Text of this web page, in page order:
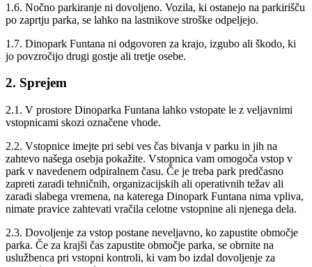
1.6. Nočno parkiranje ni dovoljeno. Vozila, ki ostanejo na parkirišču
po zaprtju parka, se lahko na lastnikove stroške odpeljejo.
1.7. Dinopark Funtana ni odgovoren za krajo, izgubo ali škodo, ki
jo povzročijo drugi gostje ali tretje osebe.
2. Sprejem
2.1. V prostore Dinoparka Funtana lahko vstopate le z veljavnimi
vstopnicami skozi označene vhode.
2.2. Vstopnice imejte pri sebi ves čas bivanja v parku in jih na
zahtevo našega osebja pokažite. Vstopnica vam omogoča vstop v
park v navedenem odpiralnem času. Če je treba park predčasno
zapreti zaradi tehničnih, organizacijskih ali operativnih težav ali
zaradi slabega vremena, na katerega Dinopark Funtana nima vpliva,
nimate pravice zahtevati vračila celotne vstopnine ali njenega dela.
2.3. Dovoljenje za vstop postane neveljavno, ko zapustite območje
parka. Če za krajši čas zapustite območje parka, se obrnite na
uslužbenca pri vstopni kontroli, ki vam bo izdal dovoljenje za